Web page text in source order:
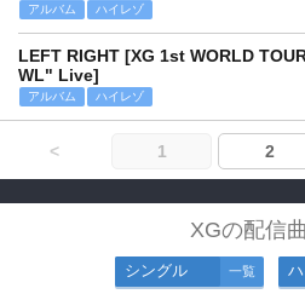
アルバム ハイレゾ
LEFT RIGHT [XG 1st WORLD
WL" Live]
アルバム ハイレゾ
< 1 2
XGの配信
シングル 一覧